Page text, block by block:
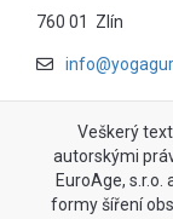
760 01 Zlín
Veškerý
autorskými
EuroAge,
formy šíření